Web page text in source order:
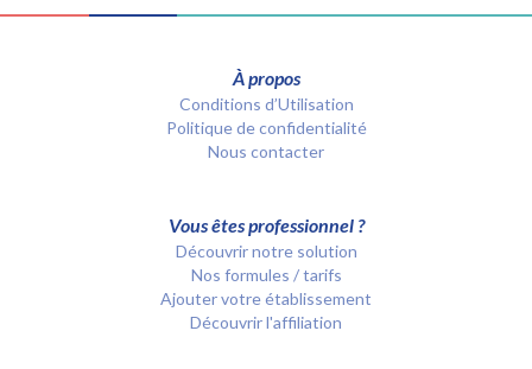
À propos
Conditions d’Utilisation
Politique de confidentialité
Nous contacter
Vous êtes professionnel ?
Découvrir notre solution
Nos formules / tarifs
Ajouter votre établissement
Découvrir l'affiliation